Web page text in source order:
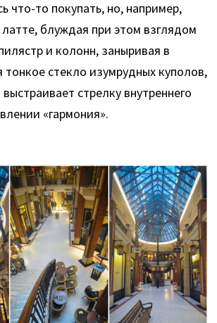
что-то покупать, но, например,
блуждая при этом взглядом
и колонн, заныривая в
тонкое стекло изумрудных куполов,
стрелку внутреннего
«гармония».